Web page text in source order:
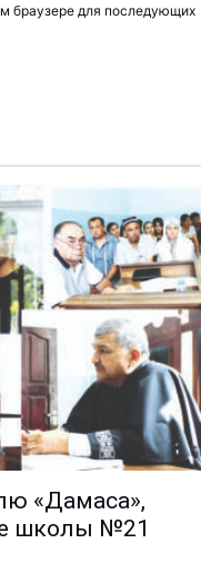
браузере для последующих
«Дамаса»,
школы №21